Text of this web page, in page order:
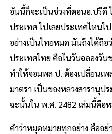
อันนี้ก็จะเป็นช่วงที่ตอนอ.ปรีดี
ประเทศ ไปเลยประเทศไหนไ
อย่างเป็นไทยหมด มันถึงได้ถื
ประเทศไทย คือในวันฉลองวั
ทำให้จอมพล ป. ต้องเปลี่ยนเพ
มาตรา เป็นของหลวงสารานุป
ฉะนั้นใน พ.ศ. 2482 เล่มนี้คือ
คำว่าหมุดหมายทุกอย่าง คืออย่